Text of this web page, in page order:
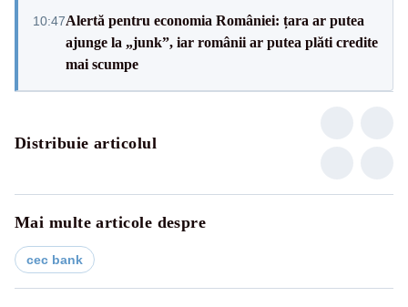
10:47Alertă pentru economia României: țara ar putea
ajunge la „junk”, iar românii ar putea plăti credite
mai scumpe
Distribuie articolul
Mai multe articole despre
cec bank